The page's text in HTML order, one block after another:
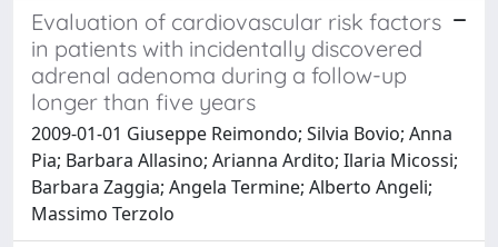
Evaluation of cardiovascular risk factors
in patients with incidentally discovered
adrenal adenoma during a follow-up
longer than five years
2009-01-01 Giuseppe Reimondo; Silvia Bovio; Anna
Pia; Barbara Allasino; Arianna Ardito; Ilaria Micossi;
Barbara Zaggia; Angela Termine; Alberto Angeli;
Massimo Terzolo